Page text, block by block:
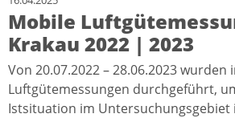
Mobile
Krakau 2022 | 2023
Von 20.07.2022 – 28.06.2023 wurden
Luftgütemessungen durchgeführt,
Istsituation im Untersuchungsgebiet